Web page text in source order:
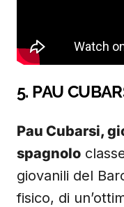
5. PAU
Pau Cubarsi,
spagnolo
giovanili del
fisico, di